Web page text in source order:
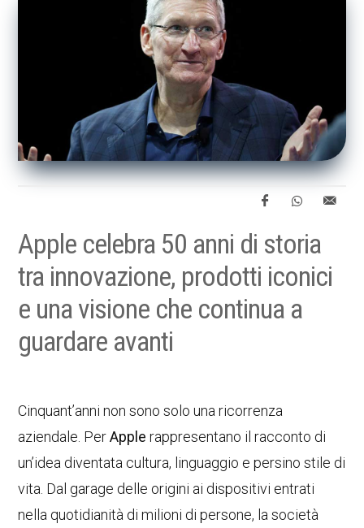
Apple celebra 50 anni di storia
tra innovazione, prodotti iconici
e una visione che continua a
guardare avanti
Cinquant’anni non sono solo una ricorrenza
aziendale. PerApple rappresentano il racconto di
un’idea diventata cultura, linguaggio e persino stile di
vita. Dal garage delle origini ai dispositivi entrati
nella quotidianità di milioni di persone, la società